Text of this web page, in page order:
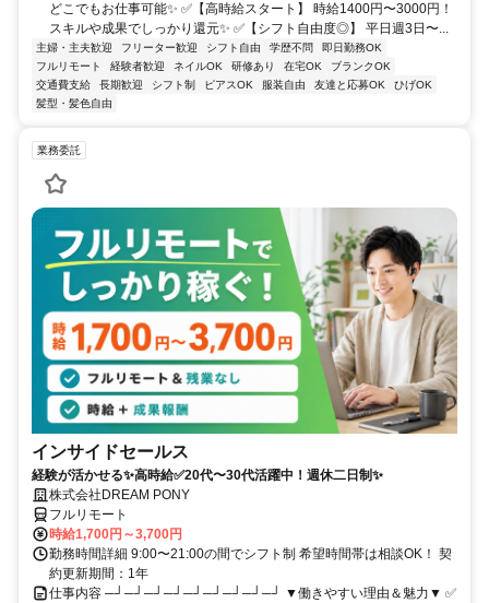
どこでもお仕事可能✨ ✅【高時給スタート】 時給1400円〜3000円！
スキルや成果でしっかり還元✨ ✅【シフト自由度◎】 平日週3日〜...
主婦・主夫歓迎 フリーター歓迎 シフト自由 学歴不問
即日勤務OK
フルリモート
経験者歓迎 ネイルOK 研修あり 在宅OK
ブランクOK
交通費支給
長期歓迎 シフト制 ピアスOK 服装自由 友達と応募OK
ひげOK
髪型・髪色自由
業務委託
インサイドセールス
経験が活かせる✨高時給✅20代〜30代活躍中！週休二日制✨
株式会社DREAM PONY
フルリモート
時給1,700円～3,700円
勤務時間詳細 9:00〜21:00の間でシフト制 希望時間帯は相談OK！ 契
約更新期間：1年
仕事内容 ─┘─┘─┘─┘─┘─┘─┘─┘─┘ ▼働きやすい理由＆魅力▼ ✅